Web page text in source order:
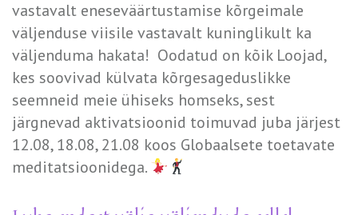
vastavalt eneseväärtustamise kõrgeimale
väljenduse viisile vastavalt kuninglikult ka
väljenduma hakata! Oodatud on kõik Loojad,
kes soovivad külvata kõrgesageduslikke
seemneid meie ühiseks homseks, sest
järgnevad aktivatsioonid toimuvad juba järjest
12.08, 18.08, 21.08 koos Globaalsete toetavate
meditatsioonidega.